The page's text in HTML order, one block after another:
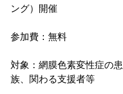
ング）開催
参加費：無料
対象：網膜色素変性症の
族、関わる支援者等